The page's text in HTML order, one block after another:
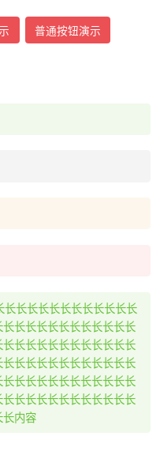
普通按钮演示
长长长长长长长长长长长
长长长长长长长长长长长
长长长长长长长长长长长
长长长长长长长长长长长
长长长长长长长长长长长
长长长长长长长长长长长
内容